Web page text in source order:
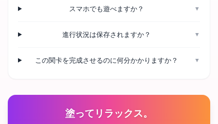
スマホでも遊べますか？ ▼
進行状況は保存されますか？ ▼
この関卡を完成させるのに何分かかりますか？ ▼
塗ってリラックス。